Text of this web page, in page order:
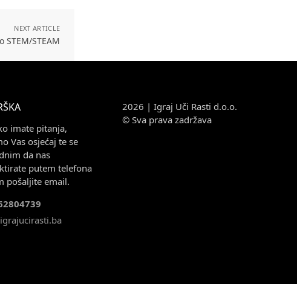
NEXT ARTICLE
STEAM
imate pitanja,
Vas osjećaj te se
da nas
putem telefona
pošaljite email.
2026 | Igraj Uči Rasti d.o.o.
© Sva prava zadržava